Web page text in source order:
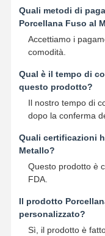
Quali metodi di
Porcellana Fuso al
Accettiamo i
comodità.
Qual è il tempo di
questo prodotto?
Il nostro tempo di
dopo la conferma
Quali certificazioni
Metallo?
Questo prodotto è
FDA.
Il prodotto
personalizzato?
Sì, il prodotto è